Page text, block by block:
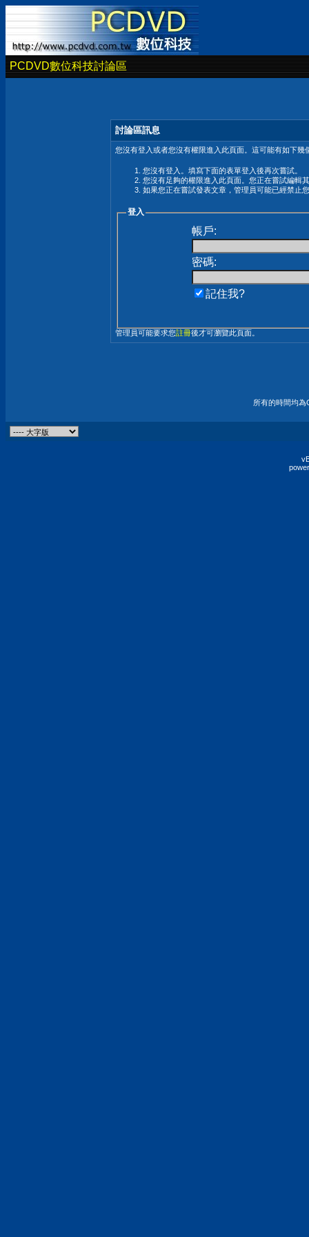
PCDVD數位科技討論區
討論區訊息
您沒有登入或者您沒有權限進入此頁面。這可能有如下幾
您沒有登入。填寫下面的表單登入後再次嘗試。
您沒有足夠的權限進入此頁面。您正在嘗試編輯
如果您正在嘗試發表文章，管理員可能已經禁止
登入
帳戶:
密碼:
記住我?
管理員可能要求您註冊後才可瀏覽此頁面。
所有的時間均為